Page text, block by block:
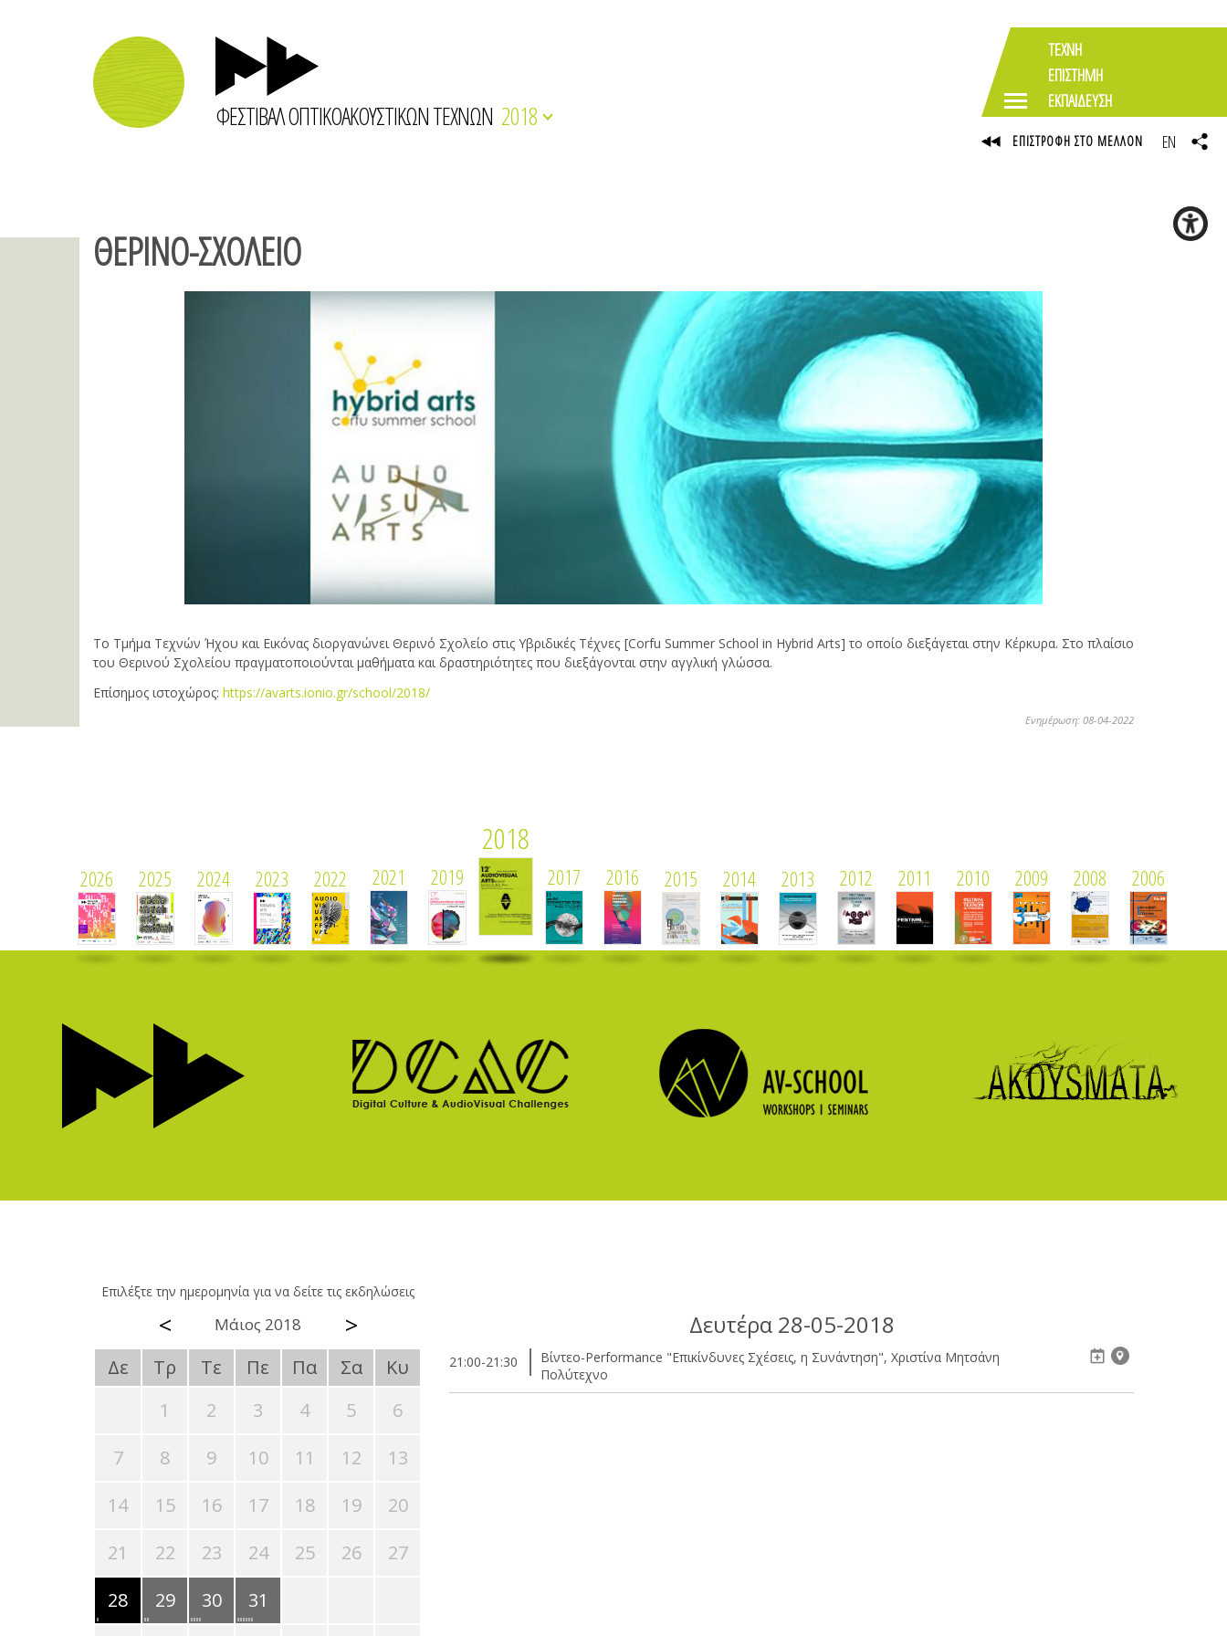
ΦΕΣΤΙΒΑΛ ΟΠΤΙΚΟΑΚΟΥΣΤΙΚΩΝ ΤΕΧΝΩΝ 2018
ΘΕΡΙΝΟ-ΣΧΟΛΕΙΟ
Το Τμήμα Τεχνών Ήχου και Εικόνας διοργανώνει Θερινό Σχολείο στις Υβριδικές Τέχνες [Corfu Summer School in Hybrid Arts] το οποίο διεξάγεται στην Κέρκυρα. Στο πλαίσιο
του Θερινού Σχολείου πραγματοποιούνται μαθήματα και δραστηριότητες που διεξάγονται στην αγγλική γλώσσα.
Επίσημος ιστοχώρος: https://avarts.ionio.gr/school/2018/
Ενημέρωση: 08-04-2022
2026 2025 2024 2023 2022 2021 2019
2018
2017 2016 2015 2014 2013 2012 2011 2010 2009 2008 2006
Επιλέξτε την ημερομηνία για να δείτε τις εκδηλώσεις
< Μάιος 2018 >
Δε Τρ Τε Πε Πα Σα
Κυ
1
2 3 4 5
6
7
8 9 10 11 12
13
14
15 16 17 18 19
20
21
22 23 24 25 26
27
28
29 30 31
Δευτέρα 28-05-2018
21:00-21:30
Βίντεο-Performance "Επικίνδυνες Σχέσεις, η Συνάντηση", Χριστίνα Μητσάνη
Πολύτεχνο
ΤΕΧΝΗ
ΕΠΙΣΤΗΜΗ
ΕΚΠΑΙΔΕΥΣΗ
ΕΠΙΣΤΡΟΦΗ ΣΤΟ ΜΕΛΛΟΝ EN